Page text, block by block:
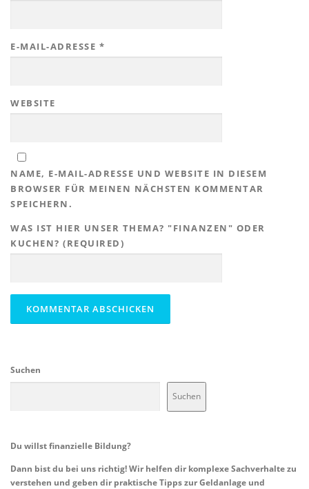
E-MAIL-ADRESSE *
WEBSITE
NAME, E-MAIL-ADRESSE UND WEBSITE IN DIESEM
BROWSER FÜR MEINEN NÄCHSTEN KOMMENTAR
SPEICHERN.
WAS IST HIER UNSER THEMA? "FINANZEN" ODER
KUCHEN? (REQUIRED)
Suchen
Suchen
Du willst finanzielle Bildung?
Dann bist du bei uns richtig! Wir helfen dir komplexe Sachverhalte zu
verstehen und geben dir praktische Tipps zur Geldanlage und